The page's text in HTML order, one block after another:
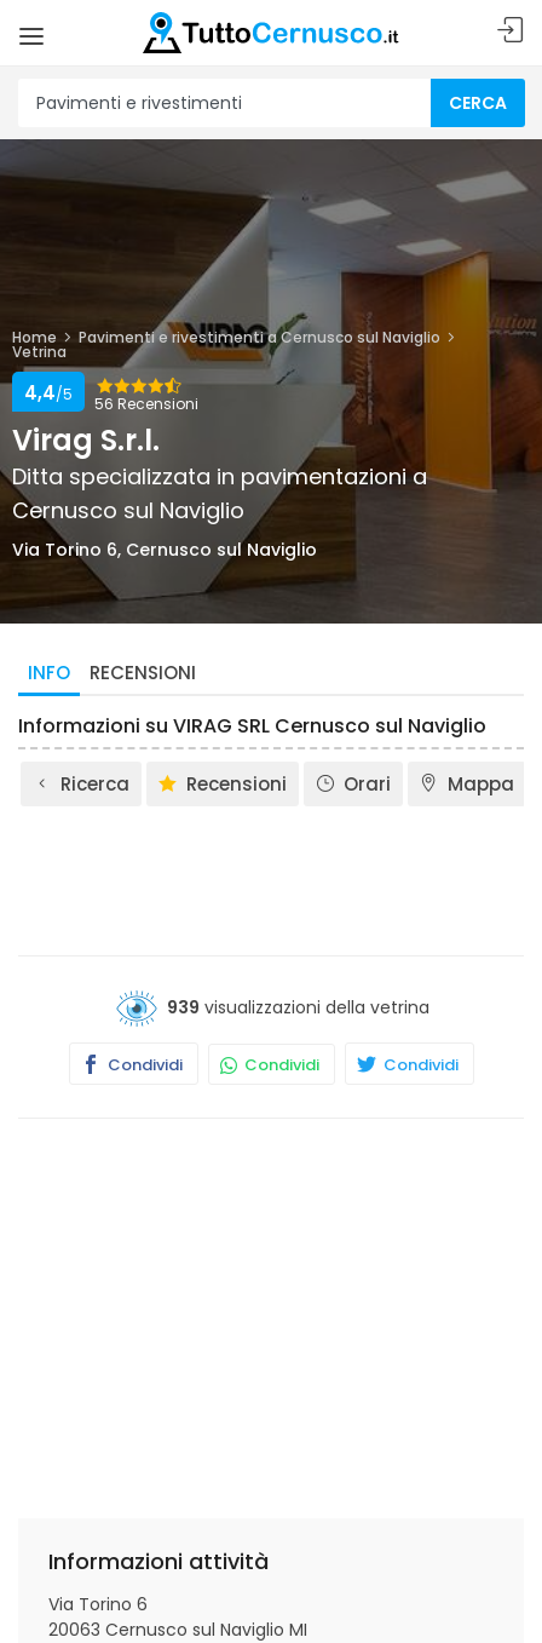
CERCA
Home Pavimenti e rivestimenti a Cernusco sul Naviglio
Vetrina
56 Recensioni
4,4/5
Virag S.r.l.
Ditta specializzata in pavimentazioni a
Cernusco sul Naviglio
Via Torino 6, Cernusco sul Naviglio
INFO RECENSIONI
Informazioni su VIRAG SRL Cernusco sul Naviglio
Ricerca Recensioni Orari Mappa
939 visualizzazioni della vetrina
Condividi Condividi Condividi
Informazioni attività
Via Torino 6
20063 Cernusco sul Naviglio MI